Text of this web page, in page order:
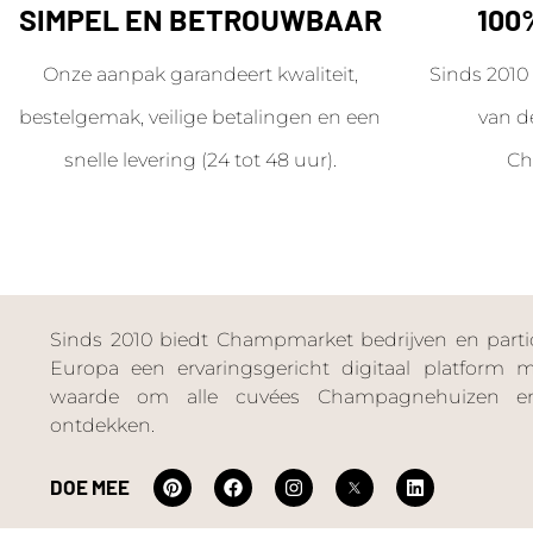
SIMPEL EN BETROUWBAAR
Onze aanpak garandeert kwaliteit,
bestelgemak, veilige betalingen en een
snelle levering (24 tot 48 uur).
Sinds
van
Sinds 2010 biedt Champmarket bedrijven en
Europa een ervaringsgericht digitaal platform
waarde om alle cuvées Champagnehuizen
ontdekken.
DOE MEE